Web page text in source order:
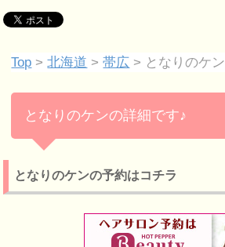
Top >北海道 >帯広 > となりのケン
となりのケンの詳細です♪
となりのケンの予約はコチラ